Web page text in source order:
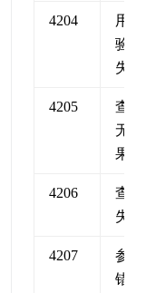
4204
用户
验证
失败
4205
查询
无结
果
4206
查询
失败
4207
参数
错误